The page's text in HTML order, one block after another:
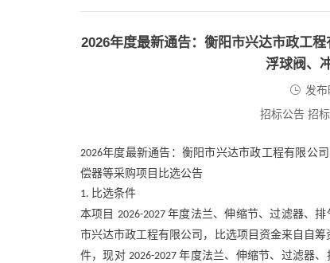
2026年度最新通告：衡阳市兴达市政工
浮球阀、
发
招标公告 招
2026年度最新通告：衡阳市兴达市政工程有限公司
偿器等采购项目比选公告
1. 比选条件
本项目 2026-2027年度法兰、伸缩节、过滤器、
市兴达市政工程有限公司，比选项目资金来自自
件，现对 2026-2027年度法兰、伸缩节、过滤器